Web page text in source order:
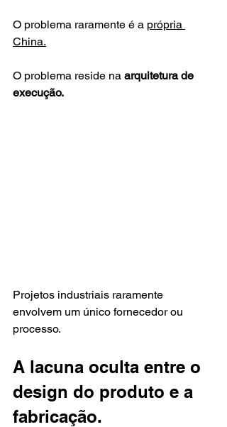
O problema raramente é a própria
China.
O problema reside na arquitetura de
execução.
Projetos industriais raramente
envolvem um único fornecedor ou
processo.
A lacuna oculta entre o
design do produto e a
fabricação.